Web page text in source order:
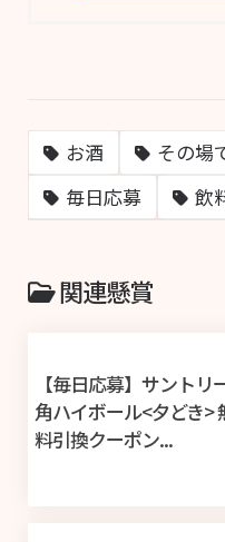
お酒 その場
毎日応募
飲
関連懸賞
【毎日応募】サントリ
角ハイボール<夕どき>
料引換クーポン...